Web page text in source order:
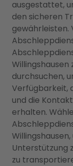
ausgestattet,
den sicheren
gewährleisten.
Willingshausen
durchsuchen,
Verfügbarkeit,
und die
erhalten.
Unterstützung
zu